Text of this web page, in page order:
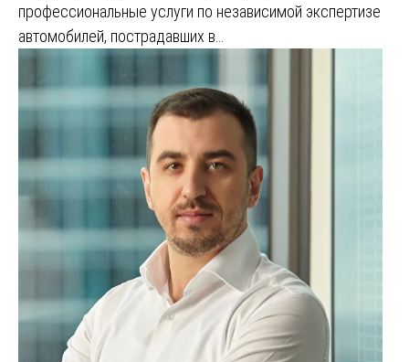
профессиональные услуги по независимой экспертизе
автомобилей, пострадавших в…